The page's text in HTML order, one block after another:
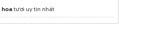
phạm pháp luật
hoatươi uy tín nhất